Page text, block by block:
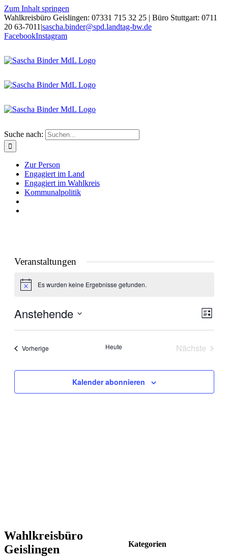
Zum Inhalt springen
Wahlkreisbüro Geislingen: 07331 715 32 25 | Büro Stuttgart: 0711
20 63-7011 |sascha.binder@spd.landtag-bw.de
FacebookInstagram
Suche nach:
Zur Person
Engagiert im Land
Engagiert im Wahlkreis
Kommunalpolitik
Veranstaltungen
HinweisEs wurden keine Ergebnisse gefunden.
Liste
Anstehende
VorherigeVeranstaltungen Heute
Nächste
Kalender abonnieren
Kategorien
Wahlkreisbüro
Geislingen